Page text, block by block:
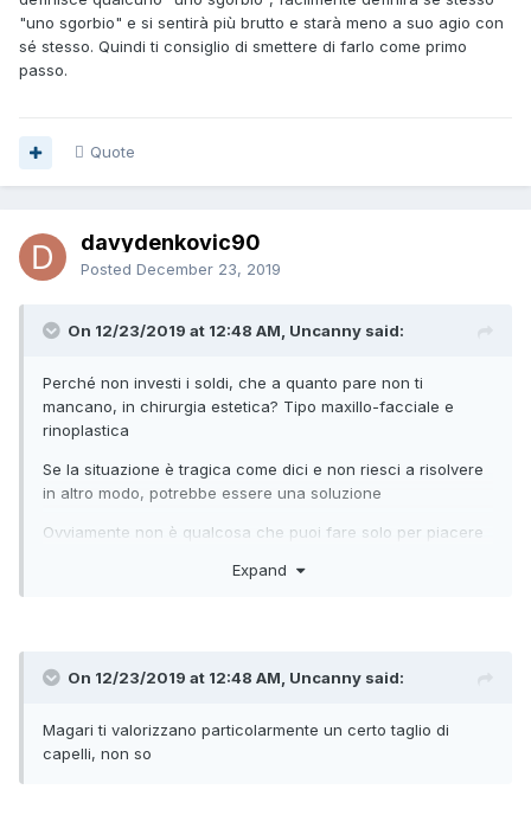
"uno sgorbio" e si sentirà più brutto e starà meno a suo agio con
sé stesso. Quindi ti consiglio di smettere di farlo come primo
passo.
Quote
davydenkovic90
Posted December 23, 2019
On 12/23/2019 at 12:48 AM, Uncanny said:
Perché non investi i soldi, che a quanto pare non ti
mancano, in chirurgia estetica? Tipo maxillo-facciale e
rinoplastica
Se la situazione è tragica come dici e non riesci a risolvere
in altro modo, potrebbe essere una soluzione
Ovviamente non è qualcosa che puoi fare solo per piacere
Expand
On 12/23/2019 at 12:48 AM, Uncanny said:
Magari ti valorizzano particolarmente un certo taglio di
capelli, non so